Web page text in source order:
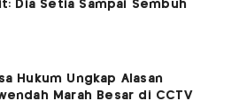
Dia Setia Sampai Sembuh
Hukum Ungkap Alasan
Marah Besar di CCTV